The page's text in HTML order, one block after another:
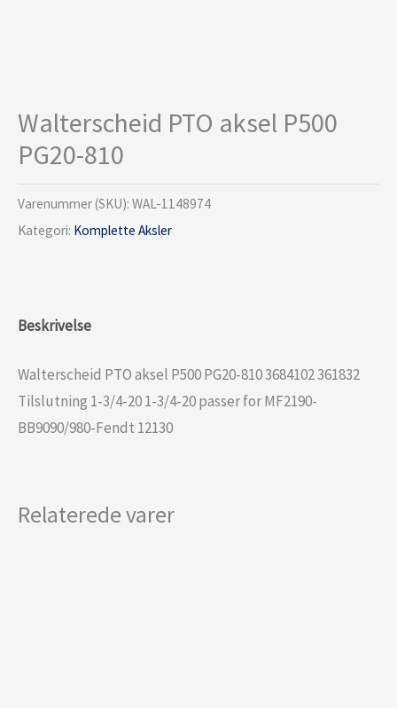
Walterscheid PTO aksel P500
PG20-810
Varenummer (SKU): WAL-1148974
Kategori: Komplette Aksler
Beskrivelse
Walterscheid PTO aksel P500 PG20-810 3684102 361832
Tilslutning 1-3/4-20 1-3/4-20 passer for MF2190-
BB9090/980-Fendt 12130
Relaterede varer